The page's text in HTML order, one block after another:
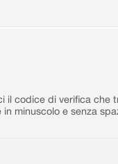
il codice di verifica che
minuscolo e senza